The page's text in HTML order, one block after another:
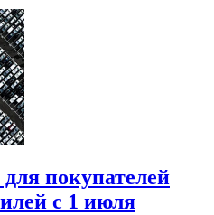
покупателей
с 1 июля